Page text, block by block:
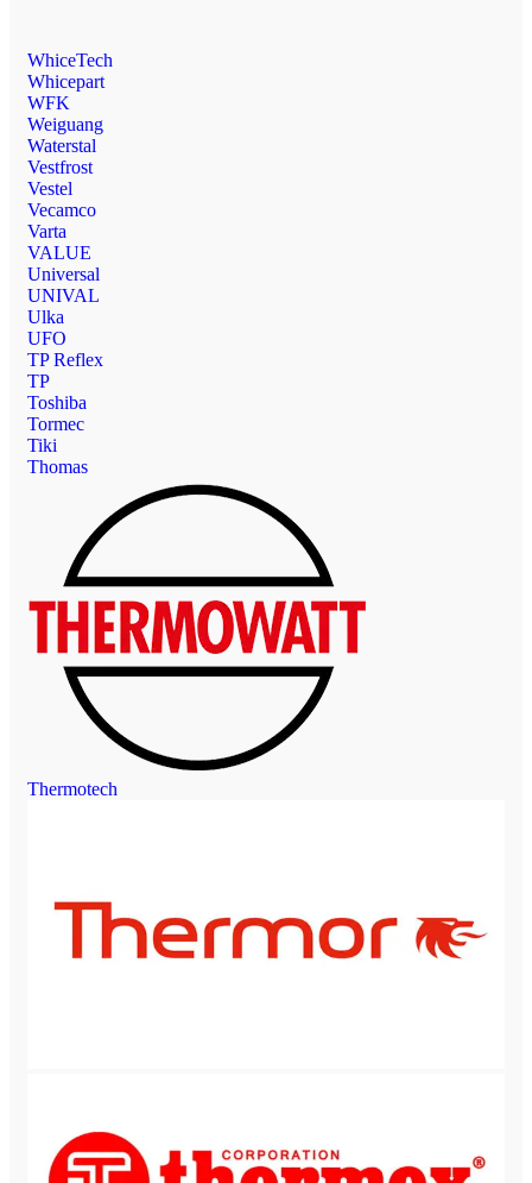
WhiceTech
Whicepart
WFK
Weiguang
Waterstal
Vestfrost
Vestel
Vecamco
Varta
VALUE
Universal
UNIVAL
Ulka
UFO
TP Reflex
TP
Toshiba
Tormec
Tiki
Thomas
Thermotech